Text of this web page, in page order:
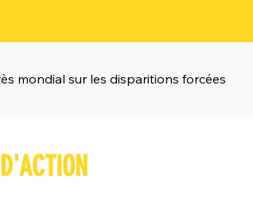
mondial sur les disparitions forcées